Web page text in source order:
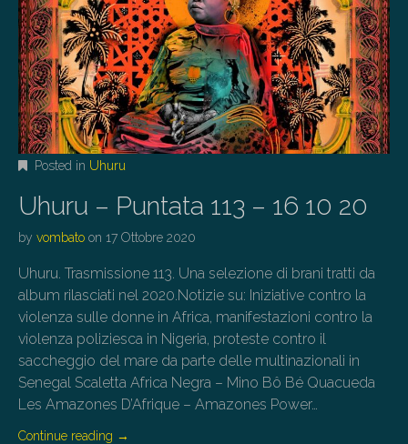
Posted in Uhuru
Uhuru – Puntata 113 – 16 10 20
by vombato on 17 Ottobre 2020
Uhuru. Trasmissione 113. Una selezione di brani tratti da
album rilasciati nel 2020.Notizie su: Iniziative contro la
violenza sulle donne in Africa, manifestazioni contro la
violenza poliziesca in Nigeria, proteste contro il
saccheggio del mare da parte delle multinazionali in
Senegal Scaletta Africa Negra – Mino Bô Bé Quacueda
Les Amazones D’Afrique – Amazones Power…
Continue reading →